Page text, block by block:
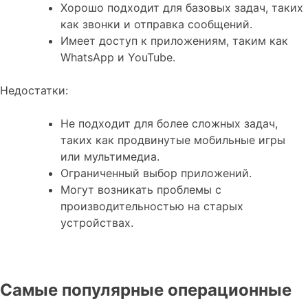
Хорошо подходит для базовых задач, таких
как звонки и отправка сообщений.
Имеет доступ к приложениям, таким как
WhatsApp и YouTube.
Недостатки:
Не подходит для более сложных задач,
таких как продвинутые мобильные игры
или мультимедиа.
Ограниченный выбор приложений.
Могут возникать проблемы с
производительностью на старых
устройствах.
Самые популярные операционные